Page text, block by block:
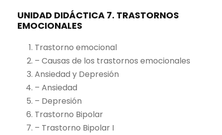
UNIDAD DIDÁCTICA 7. TRASTORNOS
EMOCIONALES
Trastorno emocional
– Causas de los trastornos emocionales
Ansiedad y Depresión
– Ansiedad
– Depresión
Trastorno Bipolar
– Trastorno Bipolar I